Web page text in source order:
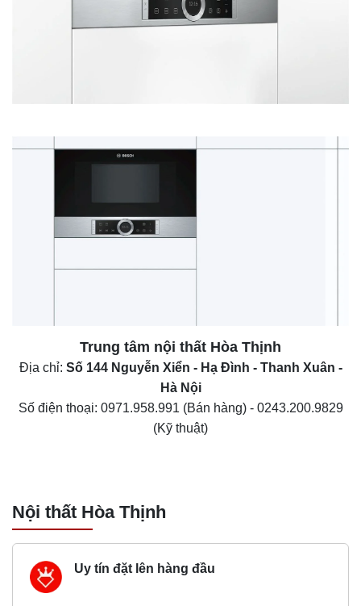
Trung tâm nội thất Hòa Thịnh
Địa chỉ: Số 144 Nguyễn Xiển - Hạ Đình - Thanh Xuân -
Hà Nội
Số điện thoại: 0971.958.991 (Bán hàng) - 0243.200.9829
(Kỹ thuật)
Nội thất Hòa Thịnh
Uy tín đặt lên hàng đầu